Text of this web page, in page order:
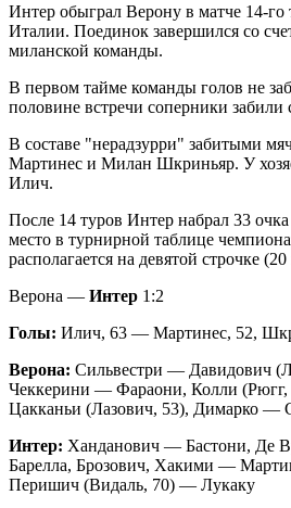
Интер обыграл Верону в матче 14-го
Италии. Поединок завершился со
миланской команды.
В первом тайме команды голов не
половине встречи соперники забили
В составе "нерадзурри" забитыми
Мартинес и Милан Шкриньяр. У
Илич.
После 14 туров Интер набрал 33
место в турнирной таблице
располагается на девятой строчке
Верона — Интер 1:2
Голы: Илич, 63 — Мартинес, 52,
Верона: Сильвестри — Давидович
Чеккерини — Фараони, Колли (Рюгг,
Цакканьи (Лазович, 53), Димарко —
Интер: Ханданович — Бастони, Де
Барелла, Брозович, Хакими —
Перишич (Видаль, 70) — Лукаку